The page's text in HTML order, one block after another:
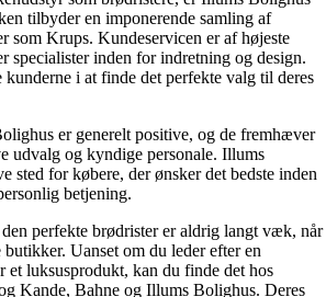
tilbyder en imponerende samling af
som Krups. Kundeservicen er af højeste
specialister inden for indretning og design.
i at finde det perfekte valg til deres
er generelt positive, og de fremhæver
udvalg og kyndige personale. Illums
sted for købere, der ønsker det bedste inden
betjening.
perfekte brødrister er aldrig langt væk, når
butikker. Uanset om du leder efter en
et luksusprodukt, kan du finde det hos
Kande, Bahne og Illums Bolighus. Deres